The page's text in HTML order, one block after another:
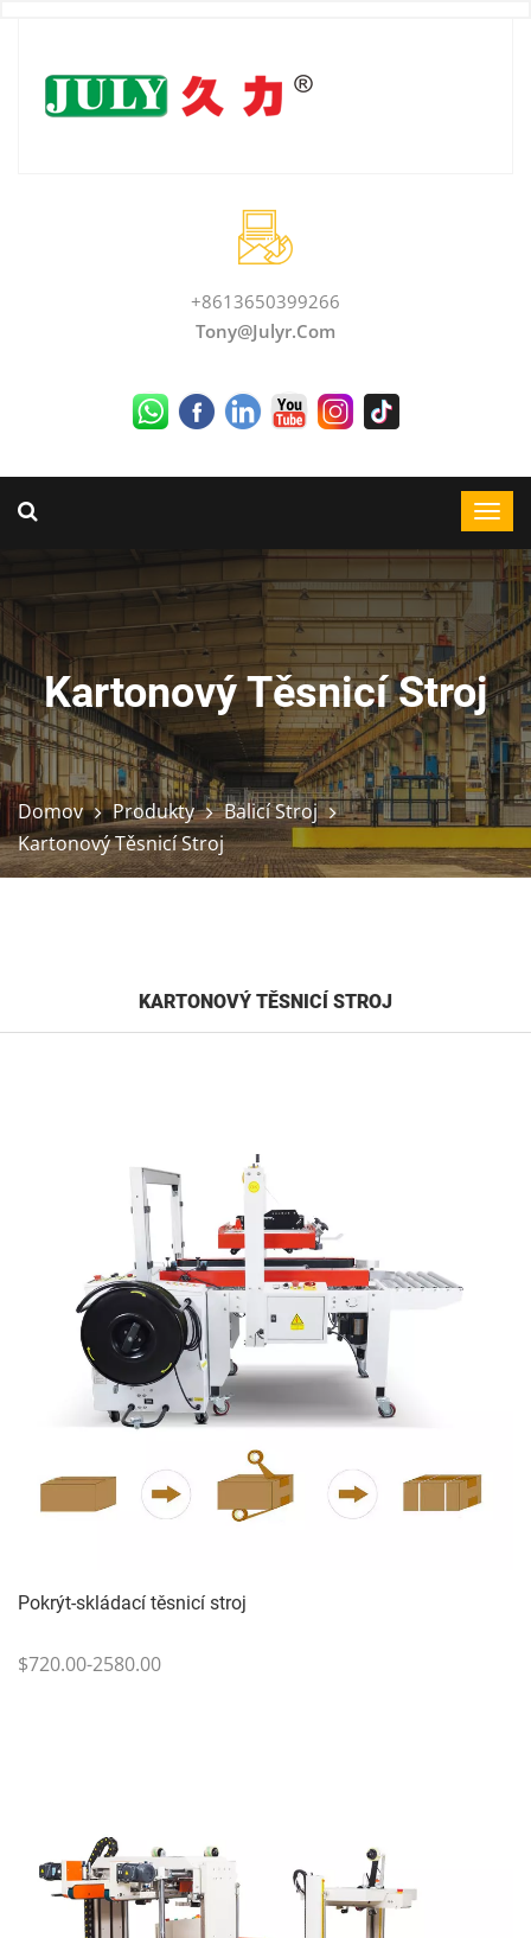
+8613650399266
Tony@julyr.com
Kartonový Těsnicí Stroj
Domov Produkty
Balicí Stroj
Kartonový Těsnicí Stroj
KARTONOVÝ TĚSNICÍ STROJ
Pokrýt-skládací těsnicí stroj
$720.00-2580.00